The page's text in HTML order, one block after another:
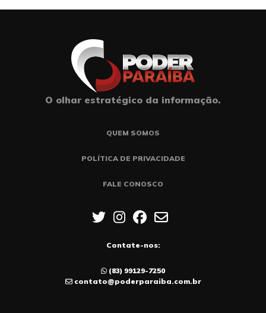
O olhar estratégico da informação.
QUEM SOMOS
POLÍTICA DE PRIVACIDADE
FALE CONOSCO
Contate-nos:
(83) 99129-7250
contato@poderparaiba.com.br